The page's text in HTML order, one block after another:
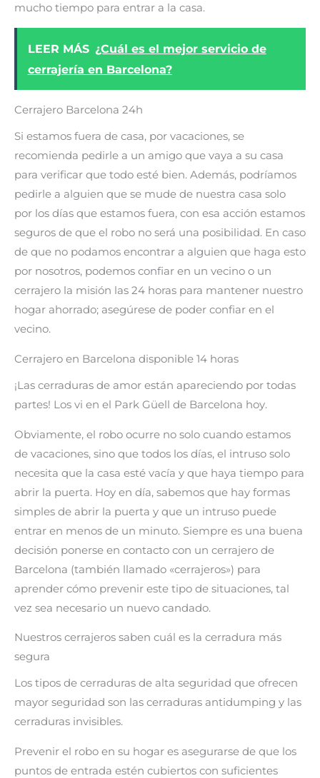
mucho tiempo para entrar a la casa.
LEER MÁS ¿Cuál es el mejor servicio de
cerrajería en Barcelona?
Cerrajero Barcelona 24h
Si estamos fuera de casa, por vacaciones, se
recomienda pedirle a un amigo que vaya a su casa
para verificar que todo esté bien. Además, podríamos
pedirle a alguien que se mude de nuestra casa solo
por los días que estamos fuera, con esa acción estamos
seguros de que el robo no será una posibilidad. En caso
de que no podamos encontrar a alguien que haga esto
por nosotros, podemos confiar en un vecino o un
cerrajero la misión las 24 horas para mantener nuestro
hogar ahorrado; asegúrese de poder confiar en el
vecino.
Cerrajero en Barcelona disponible 14 horas
¡Las cerraduras de amor están apareciendo por todas
partes! Los vi en el Park Güell de Barcelona hoy.
Obviamente, el robo ocurre no solo cuando estamos
de vacaciones, sino que todos los días, el intruso solo
necesita que la casa esté vacía y que haya tiempo para
abrir la puerta. Hoy en día, sabemos que hay formas
simples de abrir la puerta y que un intruso puede
entrar en menos de un minuto. Siempre es una buena
decisión ponerse en contacto con un cerrajero de
Barcelona (también llamado «cerrajeros») para
aprender cómo prevenir este tipo de situaciones, tal
vez sea necesario un nuevo candado.
Nuestros cerrajeros saben cuál es la cerradura más
segura
Los tipos de cerraduras de alta seguridad que ofrecen
mayor seguridad son las cerraduras antidumping y las
cerraduras invisibles.
Prevenir el robo en su hogar es asegurarse de que los
puntos de entrada estén cubiertos con suficientes